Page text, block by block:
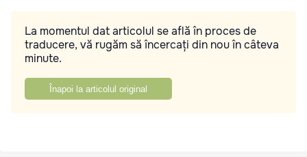
La momentul dat articolul se află în proces de
traducere, vă rugăm să încercați din nou în câteva
minute.
Înapoi la articolul original